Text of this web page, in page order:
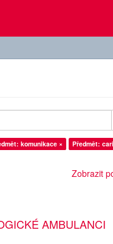
komunikace ×
Předmět:
Zobrazit
AMBULANCI